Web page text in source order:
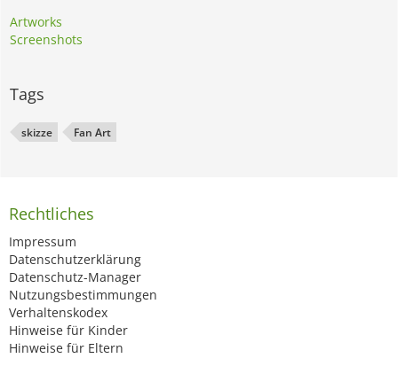
Artworks
Screenshots
Tags
skizze Fan Art
Rechtliches
Impressum
Datenschutzerklärung
Datenschutz-Manager
Nutzungsbestimmungen
Verhaltenskodex
Hinweise für Kinder
Hinweise für Eltern